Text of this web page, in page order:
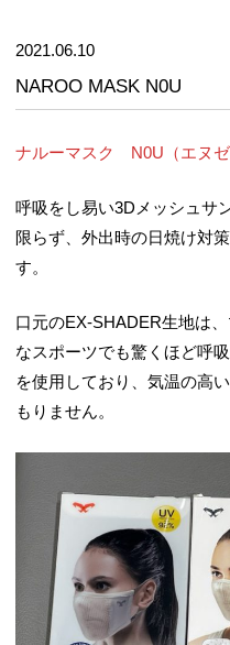
2021.06.10
NAROO MASK N0U
ナルーマスク N0U（エヌ
呼吸をし易い3Dメッシュサ
限らず、外出時の日焼け対
す。
口元のEX-SHADER生地は
なスポーツでも驚くほど呼
を使用しており、気温の高
もりません。